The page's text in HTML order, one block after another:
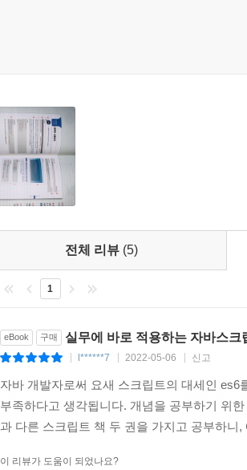
전체 리뷰 (5)
1
eBook 구매 실무에 바로 적용하는 자바스크
l******7 2022-05-06 신고
자바 개발자로써 요새 스크립트의 대세인
부족하다고 생각됩니다. 개념을 공부하기 위
과 다른 스크립트 책 두 권을 가지고 공부하
이 리뷰가 도움이 되었나요?